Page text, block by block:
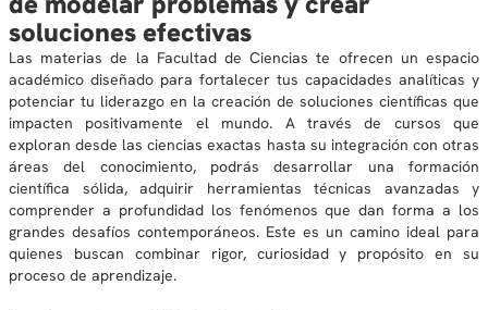
soluciones efectivas
Las materias de la Facultad de Ciencias te ofrecen un espacio
académico diseñado para fortalecer tus capacidades analíticas y
potenciar tu liderazgo en la creación de soluciones científicas que
impacten positivamente el mundo. A través de cursos que
exploran desde las ciencias exactas hasta su integración con otras
áreas del conocimiento, podrás desarrollar una formación
científica sólida, adquirir herramientas técnicas avanzadas y
comprender a profundidad los fenómenos que dan forma a los
grandes desafíos contemporáneos. Este es un camino ideal para
quienes buscan combinar rigor, curiosidad y propósito en su
proceso de aprendizaje.